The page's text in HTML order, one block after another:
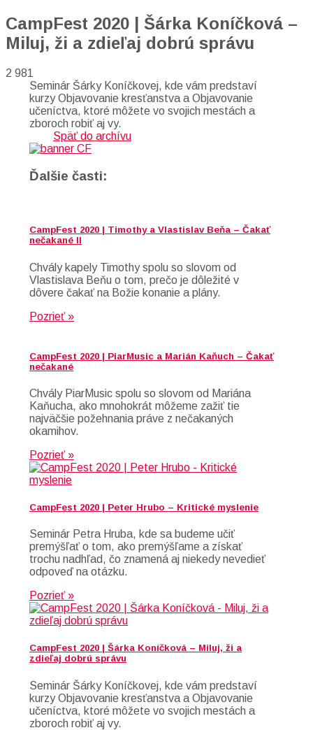
CampFest 2020 | Šárka Koníčková –
Miluj, ži a zdieľaj dobrú správu
2 981
Seminár Šárky Koníčkovej, kde vám predstaví
kurzy Objavovanie kresťanstva a Objavovanie
učeníctva, ktoré môžete vo svojich mestách a
zboroch robiť aj vy.
Späť do archívu
Ďalšie časti:
CampFest 2020 | Timothy a Vlastislav Beňa – Čakať
nečakané II
Chvály kapely Timothy spolu so slovom od
Vlastislava Beňu o tom, prečo je dôležité v
dôvere čakať na Božie konanie a plány.
Pozrieť »
CampFest 2020 | PiarMusic a Marián Kaňuch – Čakať
nečakané
Chvály PiarMusic spolu so slovom od Mariána
Kaňucha, ako mnohokrát môžeme zažiť tie
najväčšie požehnania práve z nečakaných
okamihov.
Pozrieť »
CampFest 2020 | Peter Hrubo – Kritické myslenie
Seminár Petra Hruba, kde sa budeme učiť
premýšľať o tom, ako premýšľame a získať
trochu nadhľad, čo znamená aj niekedy nevedieť
odpoveď na otázku.
Pozrieť »
CampFest 2020 | Šárka Koníčková – Miluj, ži a
zdieľaj dobrú správu
Seminár Šárky Koníčkovej, kde vám predstaví
kurzy Objavovanie kresťanstva a Objavovanie
učeníctva, ktoré môžete vo svojich mestách a
zboroch robiť aj vy.